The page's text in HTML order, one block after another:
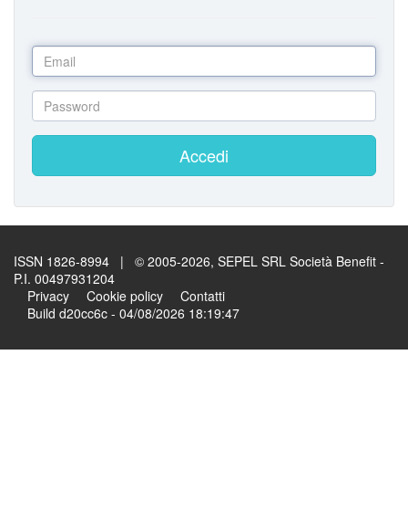
Accedi
ISSN 1826-8994 | © 2005-2026, SEPEL SRL Società Benefit -
P.I. 00497931204
Privacy
Cookie policy
Contatti
Build d20cc6c - 04/08/2026 18:19:47